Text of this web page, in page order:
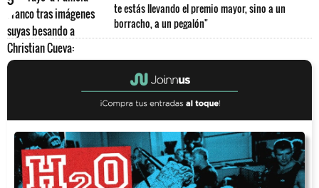
te estás llevando el premio mayor, sino a un
borracho, a un pegalón"